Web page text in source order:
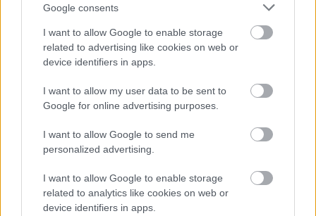
Google consents
I want to allow Google to enable storage
related to advertising like cookies on web or
device identifiers in apps.
I want to allow my user data to be sent to
Google for online advertising purposes.
I want to allow Google to send me
personalized advertising.
I want to allow Google to enable storage
related to analytics like cookies on web or
device identifiers in apps.
Błękitni Zalesie
9-49
Leśnik Płazów 10 5-37
mecze,Pktpunkty · zwycięstwo remis porażka
PIŁKARZ
Jakub Olejarski
Jarosław Koraszyński
3
Mateusz Hycza